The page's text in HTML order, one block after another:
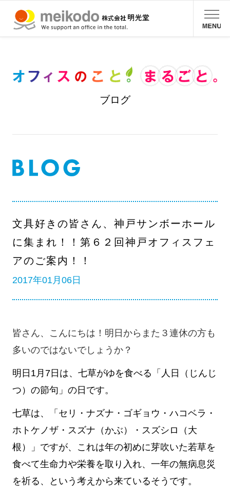
ブログ
文具好きの皆さん、神戸サンボーホール
に集まれ！！第６２回神戸オフィスフェ
アのご案内！！
2017年01月06日
皆さん、こんにちは！明日からまた３連休の方も
多いのではないでしょうか？
明日1月7日は、七草がゆを食べる「人日（じんじ
つ）の節句」の日です。
七草は、「セリ・ナズナ・ゴギョウ・ハコベラ・
ホトケノザ・スズナ（かぶ）・スズシロ（大
根）」ですが、これは年の初めに芽吹いた若草を
食べて生命力や栄養を取り入れ、一年の無病息災
を祈る、という考えから来ているそうです。